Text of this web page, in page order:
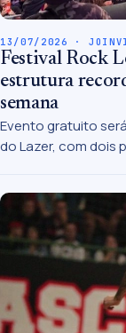
13/07/2026 ·
Festival Rock
estrutura
semana
Evento gratuito
do Lazer, com dois